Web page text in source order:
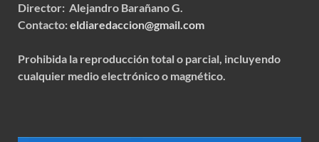
Director: Alejandro Barañano G.
Contacto:eldiaredaccion@gmail.com
Prohibida la reproducción total o parcial, incluyendo
cualquier medio electrónico o magnético.